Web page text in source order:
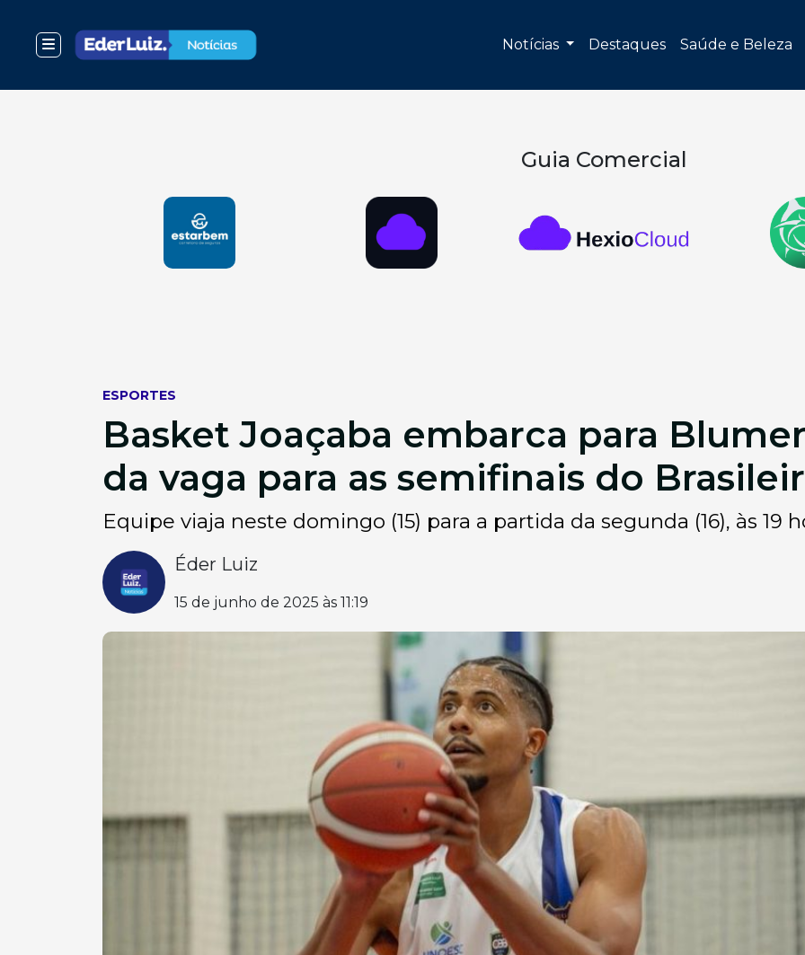
Notícias Destaques Saúde e Beleza
Guia Comercial
ESPORTES
Basket Joaçaba embarca para
da vaga para as semifinais do
Equipe viaja neste domingo (15) para a partida da segunda (16), às 19
Éder Luiz
15 de junho de 2025 às 11:19